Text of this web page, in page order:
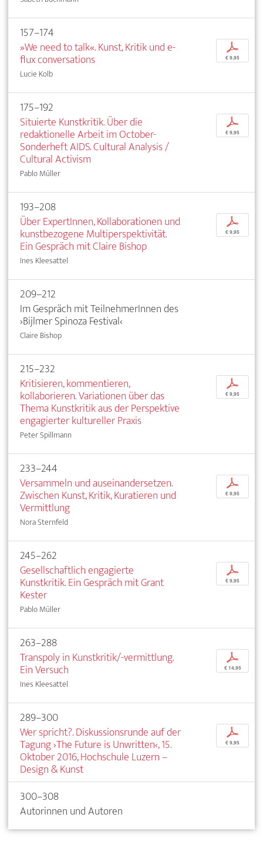
157–174
»We need to talk«. Kunst, Kritik und e-
flux conversations
Lucie Kolb
p
€ 9,95
175–192
Situierte Kunstkritik. Über die
redaktionelle Arbeit im October-
Sonderheft AIDS. Cultural Analysis /
Cultural Activism
Pablo Müller
p
€ 9,95
193–208
Über ExpertInnen, Kollaborationen und
kunstbezogene Multiperspektivität.
Ein Gespräch mit Claire Bishop
Ines Kleesattel
p
€ 9,95
209–212
Im Gespräch mit TeilnehmerInnen des
›Bijlmer Spinoza Festival‹
Claire Bishop
215–232
Kritisieren, kommentieren,
kollaborieren. Variationen über das
Thema Kunstkritik aus der Perspektive
engagierter kultureller Praxis
Peter Spillmann
p
€ 9,95
233–244
Versammeln und auseinandersetzen.
Zwischen Kunst, Kritik, Kuratieren und
Vermittlung
Nora Sternfeld
p
€ 9,95
245–262
Gesellschaftlich engagierte
Kunstkritik. Ein Gespräch mit Grant
Kester
Pablo Müller
p
€ 9,95
263–288
Transpoly in Kunstkritik/-vermittlung.
Ein Versuch
Ines Kleesattel
p
€ 14,95
289–300
Wer spricht?. Diskussionsrunde auf der
Tagung ›The Future is Unwritten‹, 15.
Oktober 2016, Hochschule Luzern –
Design & Kunst
p
€ 9,95
300–308
Autorinnen und Autoren